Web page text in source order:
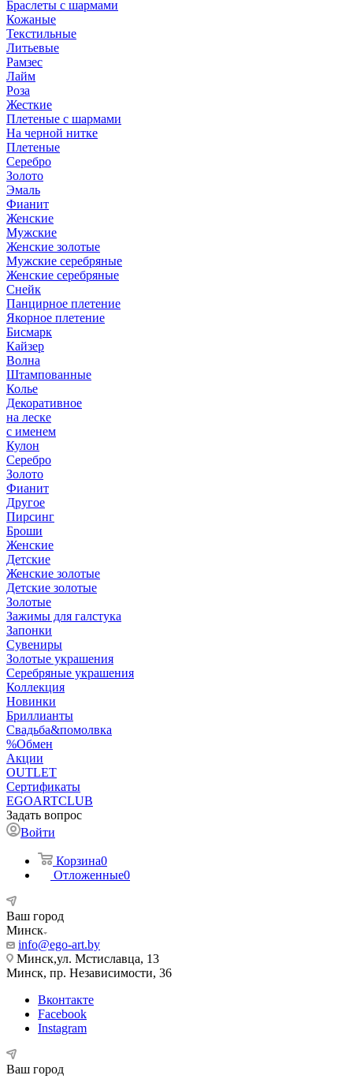
Браслеты с шармами
Кожаные
Текстильные
Литьевые
Рамзес
Лайм
Роза
Жесткие
Плетеные с шармами
На черной нитке
Плетеные
Серебро
Золото
Эмаль
Фианит
Женские
Мужские
Женские золотые
Мужские серебряные
Женские серебряные
Снейк
Панцирное плетение
Якорное плетение
Бисмарк
Кайзер
Волна
Штампованные
Колье
Декоративное
на леске
с именем
Кулон
Серебро
Золото
Фианит
Другое
Пирсинг
Броши
Женские
Детские
Женские золотые
Детские золотые
Золотые
Зажимы для галстука
Запонки
Сувениры
Золотые украшения
Серебряные украшения
Коллекция
Новинки
Бриллианты
Свадьба&помолвка
%Обмен
Акции
OUTLET
Сертификаты
EGOARTCLUB
Задать вопрос
Войти
Корзина0
Отложенные0
Ваш город
Минск
info@ego-art.by
Минск,ул. Мстиславца, 13
Минск, пр. Независимости, 36
Вконтакте
Facebook
Instagram
Ваш город